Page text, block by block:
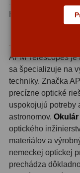
Statívy a piliere
Motorové pohony
Lišty8
Protizávažia3
Iné27
Zrkadielka a hranoly
Diagonálne
APM Telescopes je
sa špecializuje na
techniky. Značka
precízne optické
uspokojujú potreby
astronomov. Okulár
optického
materiálov a
nemeckej optickej
prechádza